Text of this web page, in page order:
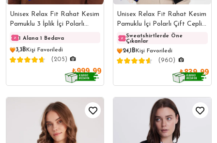
Unisex Relax Fit Rahat Kesim
Pamuklu 3 İplik İçi Polarlı
Basic Kahverengi Bisiklet
Yaka Sweatshirt
1 Alana 1 Bedava 1 Alana 1 Bedava
3,3BKişi Favoriledi
(205)
₺999,99
Unisex Relax Fit Rahat Kesim
Pamuklu İçi Polarlı Çift Cepli
Fermuarlı Siyah Kapüşonlu
Sweatshirt
Sweatshirtlerde Öne
Çıkanlar
24,1BKişi Favoriledi
(960)
₺839,99